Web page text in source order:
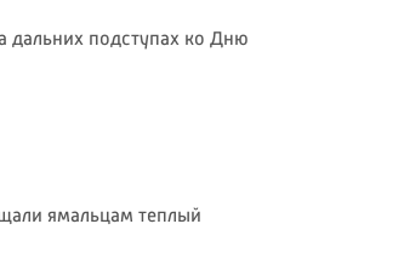
дальних подступах ко Дню
ямальцам теплый